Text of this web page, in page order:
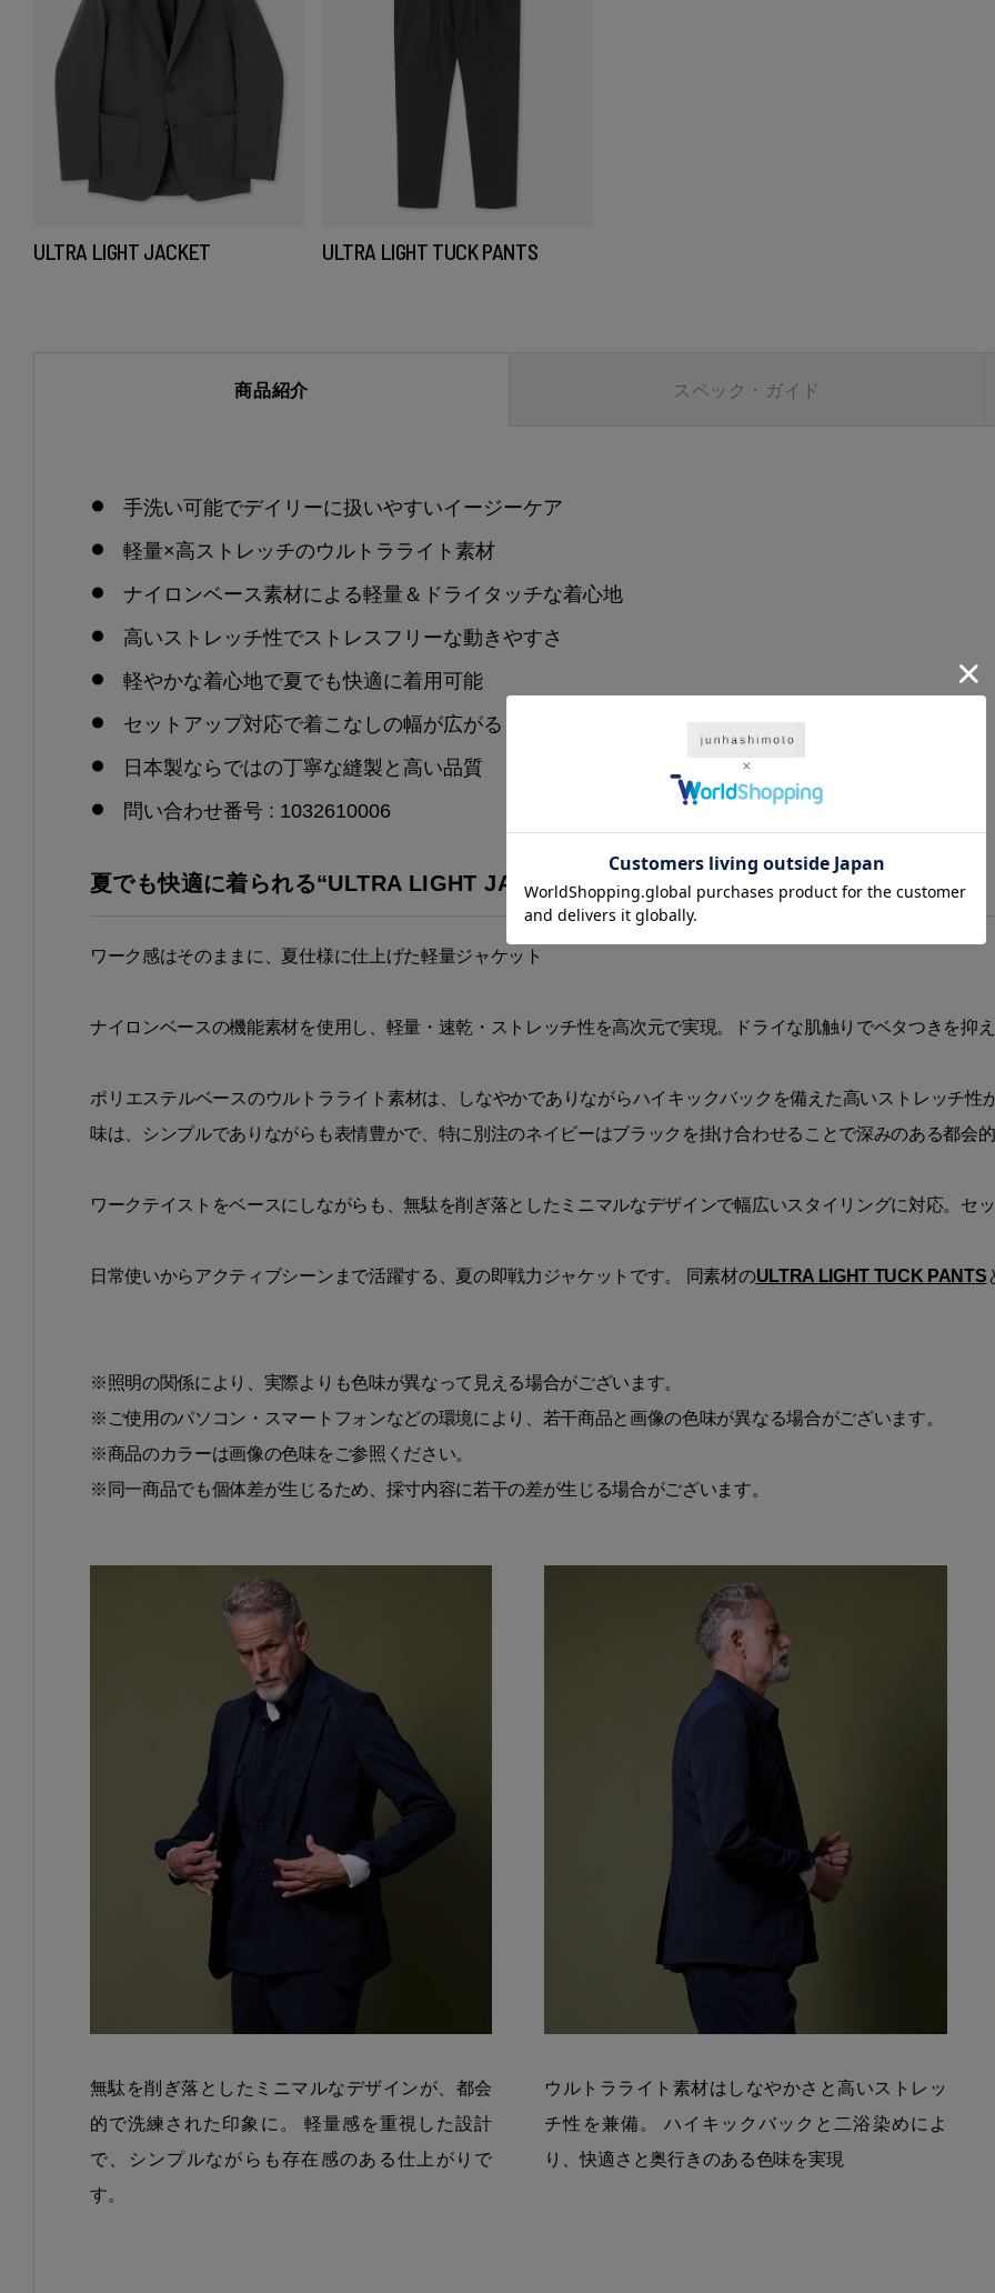
ULTRA LIGHT JACKET ULTRA LIGHT TUCK PANTS
商品紹介 スペック・ガイド
手洗い可能でデイリーに扱いやすいイージーケア
軽量×高ストレッチのウルトラライト素材
ナイロンベース素材による軽量＆ドライタッチな着心地
高いストレッチ性でストレスフリーな動きやすさ
軽やかな着心地で夏でも快適に着用可能
セットアップ対応で着こなしの幅が広がる
日本製ならではの丁寧な縫製と高い品質
問い合わせ番号 : 1032610006
夏でも快適に着られる“ULTRA LIGHT JACKET”
ワーク感はそのままに、夏仕様に仕上げた軽量ジャケット
ナイロンベースの機能素材を使用し、軽量・速乾・ストレッチ性を高次元で実現。ドライな肌触りでベタつきを抑
ポリエステルベースのウルトラライト素材は、しなやかでありながらハイキックバックを備えた高いストレッチ
味は、シンプルでありながらも表情豊かで、特に別注のネイビーはブラックを掛け合わせることで深みのある都会
ワークテイストをベースにしながらも、無駄を削ぎ落としたミニマルなデザインで幅広いスタイリングに対応。セ
日常使いからアクティブシーンまで活躍する、夏の即戦力ジャケットです。 同素材のULTRA LIGHT TUCK PANTS
※照明の関係により、実際よりも色味が異なって見える場合がございます。
※ご使用のパソコン・スマートフォンなどの環境により、若干商品と画像の色味が異なる場合がございます。
※商品のカラーは画像の色味をご参照ください。
※同一商品でも個体差が生じるため、採寸内容に若干の差が生じる場合がございます。
無駄を削ぎ落としたミニマルなデザインが、都会
的で洗練された印象に。 軽量感を重視した設計
で、シンプルながらも存在感のある仕上がりで
す。
ウルトラライト素材はしなやかさと高いストレッ
チ性を兼備。 ハイキックバックと二浴染めによ
り、快適さと奥行きのある色味を実現